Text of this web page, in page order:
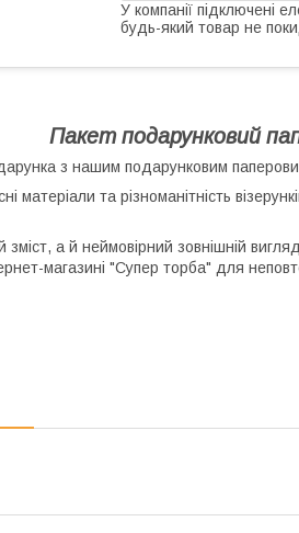
У компанії підключені
будь-який товар не
Пакет подарунковий
з нашим подарунковим
матеріали та різноманітність
а й неймовірний зовнішній
магазині "Супер торба" для